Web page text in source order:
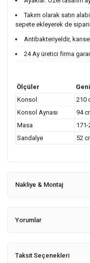
Takım olarak satın
sepete ekleyerek de
Antibakteriyeldir,
24 Ay üretici firma
Ölçüler
Konsol
210
Konsol Aynası
94
Masa
Sandalye
52
Nakliye & Montaj
Yorumlar
Taksit Seçenekleri